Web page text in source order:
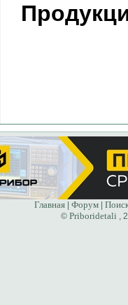
Главная| Форум|
© Priboridetali ,